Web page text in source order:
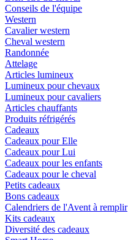
Conseils de l'équipe
Western
Cavalier western
Cheval western
Randonnée
Attelage
Articles lumineux
Lumineux pour chevaux
Lumineux pour cavaliers
Articles chauffants
Produits réfrigérés
Cadeaux
Cadeaux pour Elle
Cadeaux pour Lui
Cadeaux pour les enfants
Cadeaux pour le cheval
Petits cadeaux
Bons cadeaux
Calendriers de l'Avent à remplir
Kits cadeaux
Diversité des cadeaux